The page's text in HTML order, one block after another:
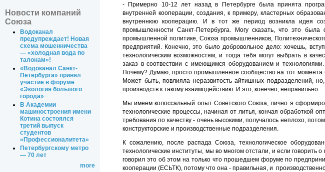
Новости компаний
Союза
Водоканал
предупреждает! Новая
схема мошенничества
— «холодная вода по
талонам»!
«Водоканал Санкт-
Петербурга» принял
участие в форуме
«Экология большого
города»
В Академии
машиностроения имени
Котина состоялся
третий выпуск
студентов
«Профессионалитета»
Петербургскому метро
— 70 лет
more
- Примерно 10-12 лет назад в Петербурге была принята
внутренней кооперации, создания, к примеру, кластерных
внутреннюю кооперацию. И в тот же период возникла идея
промышленности Санкт-Петербурга. Могу сказать, что это
промышленной политике, Союза промышленников,
предприятий. Конечно, это было добровольное дело: хочешь,
технологическим возможностям, и тогда тебя могут выбрать в
заказ в соотвествии с имеющимся оборудованием и
Почему? Думаю, просто промышленное сообщество на тот момента
Может быть, повлияла неразвитость айтишных подразделений,
производств к такому взаимодействию. И это, конечно, неправильно.
Мы имеем колоссальный опыт Советского Союза, лично я
технологические процессы, начиная от литья, кончая обработкой
требования по качеству - очень высокими, получалось неплохо,
конструкторские и производственные подразделения.
К сожалению, после распада Союза, технологическое
технологические институты, мы во многом отстали, и если говорить
говорил это об этом на только что прошедшем форуме по
кооперации (ЕСЬТК), потому что она - правильная, и